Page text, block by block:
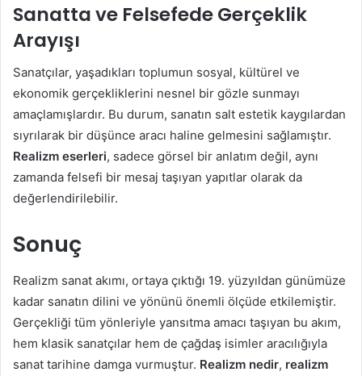
Sanatta ve Felsefede Gerçeklik
Arayışı
Sanatçılar, yaşadıkları toplumun sosyal, kültürel ve
ekonomik gerçekliklerini nesnel bir gözle sunmayı
amaçlamışlardır. Bu durum, sanatın salt estetik kaygılardan
sıyrılarak bir düşünce aracı haline gelmesini sağlamıştır.
Realizm eserleri, sadece görsel bir anlatım değil, aynı
zamanda felsefi bir mesaj taşıyan yapıtlar olarak da
değerlendirilebilir.
Sonuç
Realizm sanat akımı, ortaya çıktığı 19. yüzyıldan günümüze
kadar sanatın dilini ve yönünü önemli ölçüde etkilemiştir.
Gerçekliği tüm yönleriyle yansıtma amacı taşıyan bu akım,
hem klasik sanatçılar hem de çağdaş isimler aracılığıyla
sanat tarihine damga vurmuştur. Realizm nedir, realizm